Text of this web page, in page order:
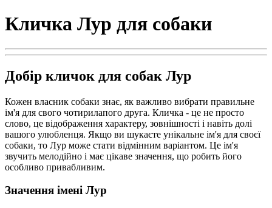
Кличка Лур для собаки
Добір кличок для собак Лур
Кожен власник собаки знає, як важливо вибрати правильне
ім'я для свого чотирилапого друга. Кличка - це не просто
слово, це відображення характеру, зовнішності і навіть долі
вашого улюбленця. Якщо ви шукаєте унікальне ім'я для своєї
собаки, то Лур може стати відмінним варіантом. Це ім'я
звучить мелодійно і має цікаве значення, що робить його
особливо привабливим.
Значення імені Лур